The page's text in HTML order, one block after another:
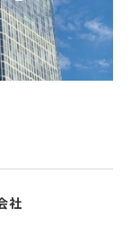
な要配慮個人情報を取得
該第三者による当該提
人情報保護委員会規則
第8.1項各号のいずれ
社